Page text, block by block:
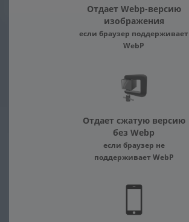
Отдает Webp-версию
изображения
если браузер поддерживает
WebP
Отдает сжатую версию
без Webp
если браузер не
поддерживает WebP